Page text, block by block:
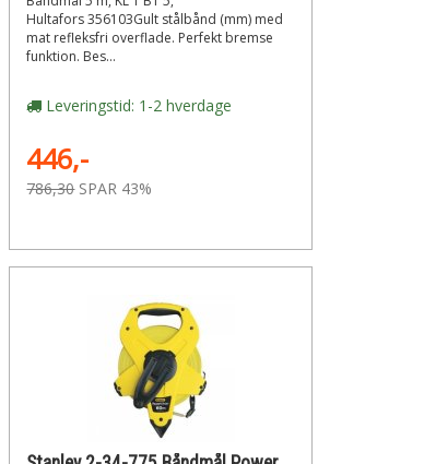
Hultafors 356103Gult stålbånd (mm) med
mat refleksfri overflade. Perfekt bremse
funktion. Bes...
Leveringstid: 1-2 hverdage
446,-
786,30 SPAR 43%